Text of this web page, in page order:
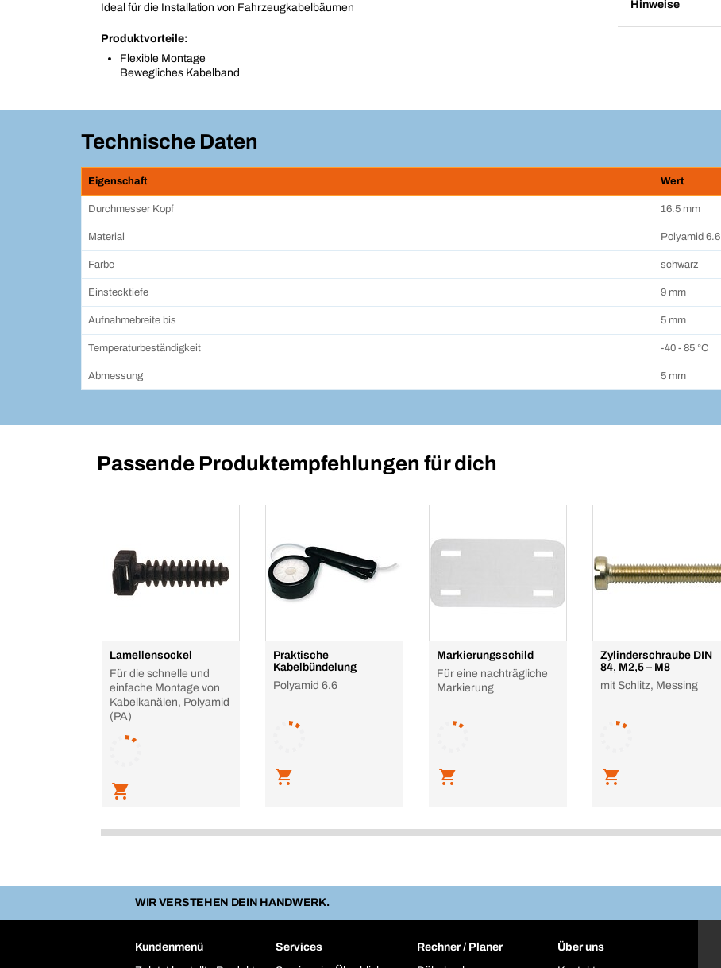
Ideal für die Installation von Fahrzeugkabelbäumen
Produktvorteile:
Flexible Montage
Bewegliches Kabelband
Hinweise
Technische Daten
Eigenschaft Wert
Durchmesser Kopf 16.5 mm
Material Polyamid 6.6
Farbe schwarz
Einstecktiefe 9 mm
Aufnahmebreite bis 5 mm
Temperaturbeständigkeit -40 - 85 °C
Abmessung 5 mm
Passende Produktempfehlungen für dich
Lamellensockel
Für die schnelle und
einfache Montage von
Kabelkanälen, Polyamid
(PA)
Praktische
Kabelbündelung
Polyamid 6.6
Markierungsschild
Für eine nachträgliche
Markierung
Zylinderschraube DIN
84, M2,5 – M8
mit Schlitz, Messing
WIR VERSTEHEN DEIN HANDWERK.
Kundenmenü
Services
Rechner / Planer
Über uns